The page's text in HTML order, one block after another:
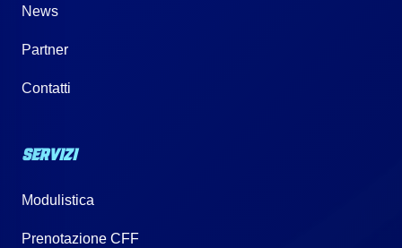
News
Partner
Contatti
SERVIZI
Modulistica
Prenotazione CFF